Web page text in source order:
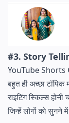
#3. Story
YouTube Shorts
बहुत ही अच्छा
राइटिंग स्किल्स
जिन्हें लोगों को सुनने